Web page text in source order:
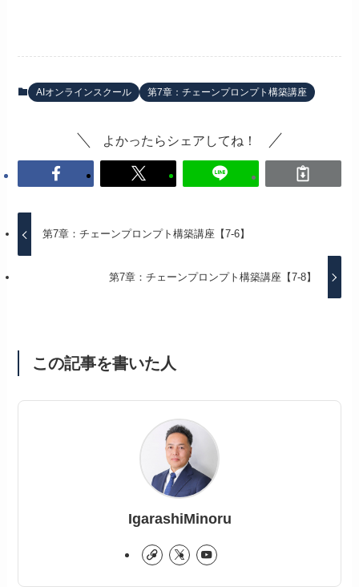
AIオンラインスクール 第7章：チェーンプロンプト構築講座
よかったらシェアしてね！
第7章：チェーンプロンプト構築講座【7-6】
第7章：チェーンプロンプト構築講座【7-8】
この記事を書いた人
IgarashiMinoru